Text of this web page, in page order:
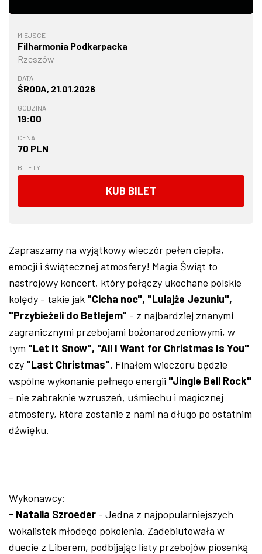
MIEJSCE
Filharmonia Podkarpacka
Rzeszów
DATA
ŚRODA, 21.01.2026
GODZINA
19:00
CENA
70 PLN
BILETY
KUB BILET
Zapraszamy na wyjątkowy wieczór pełen ciepła,
emocji i świątecznej atmosfery! Magia Świąt to
nastrojowy koncert, który połączy ukochane polskie
kolędy - takie jak "Cicha noc", "Lulajże Jezuniu",
"Przybieżeli do Betlejem" - z najbardziej znanymi
zagranicznymi przebojami bożonarodzeniowymi, w
tym "Let It Snow", "All I Want for Christmas Is You"
czy "Last Christmas". Finałem wieczoru będzie
wspólne wykonanie pełnego energii "Jingle Bell Rock"
- nie zabraknie wzruszeń, uśmiechu i magicznej
atmosfery, która zostanie z nami na długo po ostatnim
dźwięku.
Wykonawcy:
- Natalia Szroeder - Jedna z najpopularniejszych
wokalistek młodego pokolenia. Zadebiutowała w
duecie z Liberem, podbijając listy przebojów piosenką